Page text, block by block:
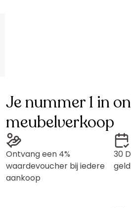
Je nummer 1 in
meubelverkoop
Ontvang een 4%
waardevoucher bij iedere
aankoop
30